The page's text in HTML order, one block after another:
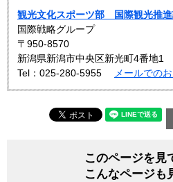
観光文化スポーツ部 国際観光推
国際戦略グループ
〒950-8570
新潟県新潟市中央区新光町4番地1
Tel：025-280-5955
メールでの
このページを見
こんなページも